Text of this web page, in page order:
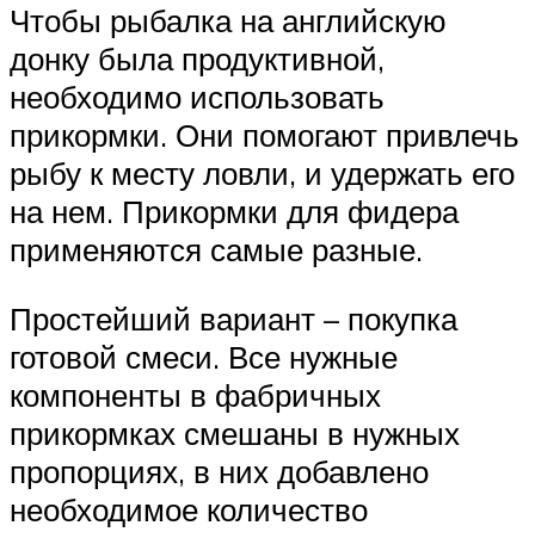
Чтобы рыбалка на английскую
донку была продуктивной,
необходимо использовать
прикормки. Они помогают привлечь
рыбу к месту ловли, и удержать его
на нем. Прикормки для фидера
применяются самые разные.
Простейший вариант – покупка
готовой смеси. Все нужные
компоненты в фабричных
прикормках смешаны в нужных
пропорциях, в них добавлено
необходимое количество